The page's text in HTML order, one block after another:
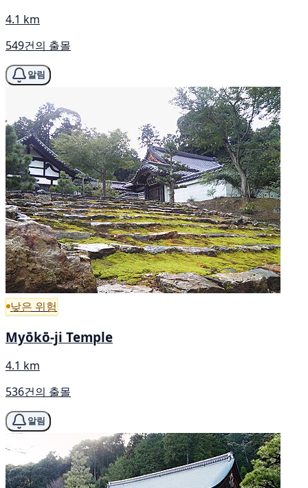
4.1 km
549건의 출몰
알림
낮은 위험
Myōkō-ji Temple
4.1 km
536건의 출몰
알림